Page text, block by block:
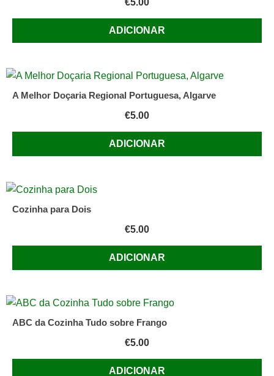
€5.00
ADICIONAR
A Melhor Doçaria Regional Portuguesa, Algarve
€5.00
ADICIONAR
Cozinha para Dois
€5.00
ADICIONAR
ABC da Cozinha Tudo sobre Frango
€5.00
ADICIONAR